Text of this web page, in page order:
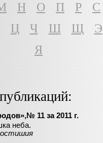
Н О П Р С
Ц Ч Ш Щ Э
Я
11 за 2011 г.
неба.